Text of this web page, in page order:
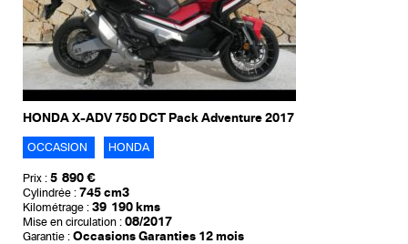
HONDA X-ADV 750 DCT Pack Adventure 2017
OCCASION HONDA
Prix : 5 890 €
Cylindrée : 745 cm3
Kilométrage : 39 190 kms
Mise en circulation : 08/2017
Garantie : Occasions Garanties 12 mois